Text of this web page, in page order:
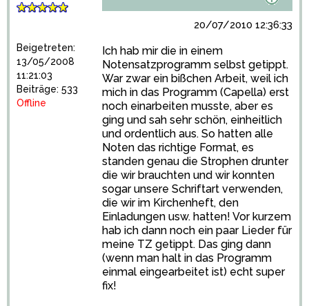
Beigetreten:
13/05/2008
11:21:03
Beiträge: 533
Offline
20/07/2010 12:36:33
Ich hab mir die in einem
Notensatzprogramm selbst getippt.
War zwar ein bißchen Arbeit, weil ich
mich in das Programm (Capella) erst
noch einarbeiten musste, aber es
ging und sah sehr schön, einheitlich
und ordentlich aus. So hatten alle
Noten das richtige Format, es
standen genau die Strophen drunter
die wir brauchten und wir konnten
sogar unsere Schriftart verwenden,
die wir im Kirchenheft, den
Einladungen usw. hatten! Vor kurzem
hab ich dann noch ein paar Lieder für
meine TZ getippt. Das ging dann
(wenn man halt in das Programm
einmal eingearbeitet ist) echt super
fix!